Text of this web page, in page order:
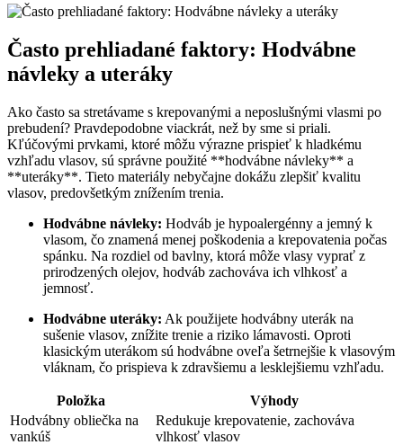
Často prehliadané faktory: Hodvábne
návleky a uteráky
Ako často sa stretávame s krepovanými a neposlušnými vlasmi po
prebudení? Pravdepodobne viackrát, než by sme si priali.
Kľúčovými prvkami, ktoré môžu výrazne prispieť k hladkému
vzhľadu vlasov, sú správne použité **hodvábne návleky** a
**uteráky**. Tieto materiály nebyčajne dokážu zlepšiť kvalitu
vlasov, predovšetkým znížením trenia.
Hodvábne návleky: Hodváb je hypoalergénny a jemný k
vlasom, čo znamená menej poškodenia a krepovatenia počas
spánku. Na rozdiel od bavlny, ktorá môže vlasy vyprať z
prirodzených olejov, hodváb zachováva ich vlhkosť a
jemnosť.
Hodvábne uteráky: Ak použijete hodvábny uterák na
sušenie vlasov, znížite trenie a riziko lámavosti. Oproti
klasickým uterákom sú hodvábne oveľa šetrnejšie k vlasovým
vláknam, čo prispieva k zdravšiemu a lesklejšiemu vzhľadu.
Položka
Výhody
Hodvábny obliečka na
vankúš
Redukuje krepovatenie, zachováva
vlhkosť vlasov